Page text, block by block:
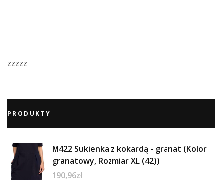
zzzzz
PRODUKTY
M422 Sukienka z kokardą - granat (Kolor
granatowy, Rozmiar XL (42))
190,96zł